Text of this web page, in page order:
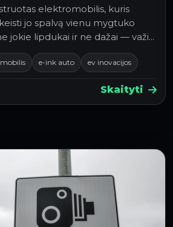
elektromobilis, kuris
jo spalvą vienu mygtuko
jokie lipdukai ir ne dažai — važi…
e-ink auto ev inovacijos
Skaityti